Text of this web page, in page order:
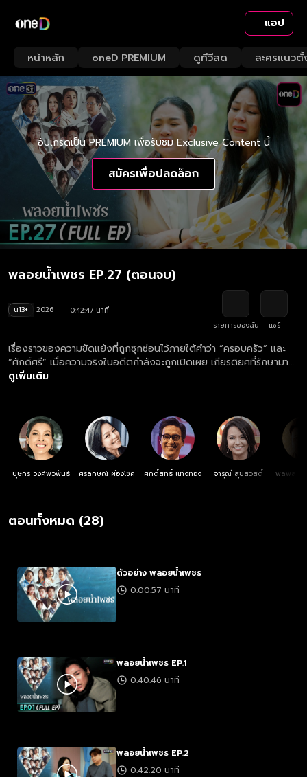
แอป
หน้าหลัก oneD PREMIUM ดูทีวีสด ละครแนวตั้
อัปเกรดเป็น PREMIUM เพื่อรับชม Exclusive Content นี้
สมัครเพื่อปลดล็อก
พลอยน้ำเพชร EP.27 (ตอนจบ)
น13+ 2026
0:42:47 นาที
รายการของฉัน
แชร์
เรื่องราวของความขัดแย้งที่ถูกซุกซ่อนไว้ภายใต้คำว่า “ครอบครัว” และ
“ศักดิ์ศรี” เมื่อความจริงในอดีตกำลังจะถูกเปิดเผย เกียรติยศที่รักษามา
นานอาจพังทลายลงเพราะผลประโยชน์ที่ขัดกัน
ดูเพิ่มเติม
บุษกร วงศ์พัวพันธ์ ศิริลักษณ์ ผ่องโชค ศักดิ์สิทธิ์ แท่งทอง จารุณี สุขสวัสดิ์ พลพล พ
ตอนทั้งหมด (28)
ตัวอย่าง พลอยน้ำเพชร
0:00:57 นาที
พลอยน้ำเพชร EP.1
0:40:46 นาที
พลอยน้ำเพชร EP.2
0:42:20 นาที